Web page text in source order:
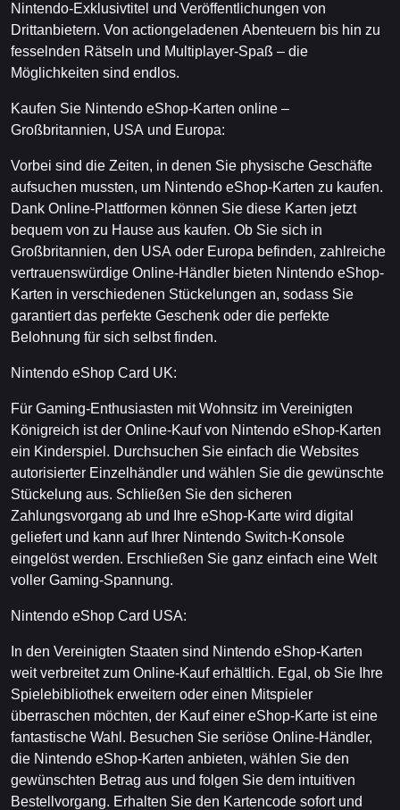
Nintendo-Exklusivtitel und Veröffentlichungen von
Drittanbietern. Von actiongeladenen Abenteuern bis hin zu
fesselnden Rätseln und Multiplayer-Spaß – die
Möglichkeiten sind endlos.
Kaufen Sie Nintendo eShop-Karten online –
Großbritannien, USA und Europa:
Vorbei sind die Zeiten, in denen Sie physische Geschäfte
aufsuchen mussten, um Nintendo eShop-Karten zu kaufen.
Dank Online-Plattformen können Sie diese Karten jetzt
bequem von zu Hause aus kaufen. Ob Sie sich in
Großbritannien, den USA oder Europa befinden, zahlreiche
vertrauenswürdige Online-Händler bieten Nintendo eShop-
Karten in verschiedenen Stückelungen an, sodass Sie
garantiert das perfekte Geschenk oder die perfekte
Belohnung für sich selbst finden.
Nintendo eShop Card UK:
Für Gaming-Enthusiasten mit Wohnsitz im Vereinigten
Königreich ist der Online-Kauf von Nintendo eShop-Karten
ein Kinderspiel. Durchsuchen Sie einfach die Websites
autorisierter Einzelhändler und wählen Sie die gewünschte
Stückelung aus. Schließen Sie den sicheren
Zahlungsvorgang ab und Ihre eShop-Karte wird digital
geliefert und kann auf Ihrer Nintendo Switch-Konsole
eingelöst werden. Erschließen Sie ganz einfach eine Welt
voller Gaming-Spannung.
Nintendo eShop Card USA:
In den Vereinigten Staaten sind Nintendo eShop-Karten
weit verbreitet zum Online-Kauf erhältlich. Egal, ob Sie Ihre
Spielebibliothek erweitern oder einen Mitspieler
überraschen möchten, der Kauf einer eShop-Karte ist eine
fantastische Wahl. Besuchen Sie seriöse Online-Händler,
die Nintendo eShop-Karten anbieten, wählen Sie den
gewünschten Betrag aus und folgen Sie dem intuitiven
Bestellvorgang. Erhalten Sie den Kartencode sofort und